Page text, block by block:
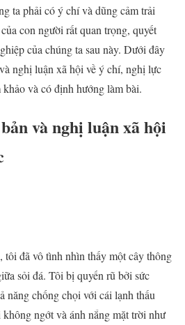
ta phải có ý chí và dũng cảm trải
con người rất quan trọng, quyết
của chúng ta sau này. Dưới đây
nghị luận xã hội về ý chí, nghị lực
và có định hướng làm bài.
và nghị luận xã hội
đã vô tình nhìn thấy một cây thông
sỏi đá. Tôi bị quyến rũ bởi sức
năng chống chọi với cái lạnh thấu
ngớt và ánh nắng mặt trời như